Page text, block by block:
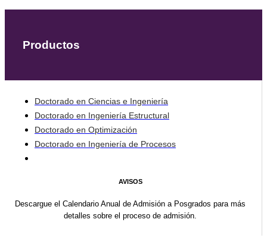
Productos
Doctorado en Ciencias e Ingeniería
Doctorado en Ingeniería Estructural
Doctorado en Optimización
Doctorado en Ingeniería de Procesos
AVISOS
Descargue el Calendario Anual de Admisión a Posgrados para más
detalles sobre el proceso de admisión.